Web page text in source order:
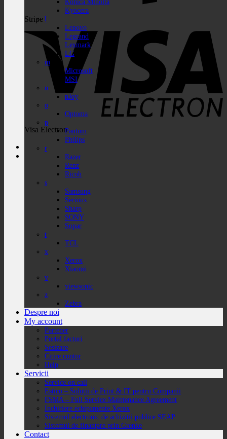
Stripe
Visa Electron
Kyocera
l
Lenovo
Legrand
Lexmark
LG
m
Microsoft
MSI
n
nJoy
o
Optoma
p
Pantum
Philips
r
Razer
Renz
Ricoh
s
Samsung
Serioux
Sharp
SONY
Sopar
t
TCL
x
Xerox
Xiaomi
v
viewsonic
z
Zebra
Despre noi
My account
Partener
Portal facturi
Sesizare
Citire contor
Help
Servicii
Service on call
Estico – Soluții de Print & IT pentru Companii
FSMA – Full Service Maintenance Agreement
Inchiriere echipamente Xerox
Sistemul electronic de achiziții publice SEAP
Sistemul de finanțare prin Grenke
Contact